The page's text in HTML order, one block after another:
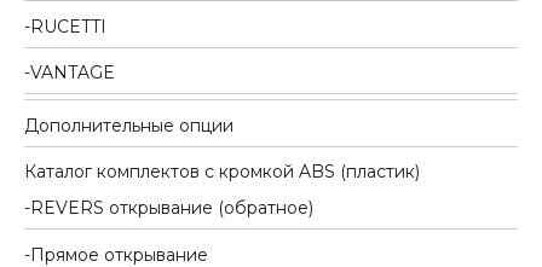
RUCETTI
VANTAGE
Дополнительные опции
Каталог комплектов c кромкой ABS (пластик)
REVERS открывание (обратное)
Прямое открывание